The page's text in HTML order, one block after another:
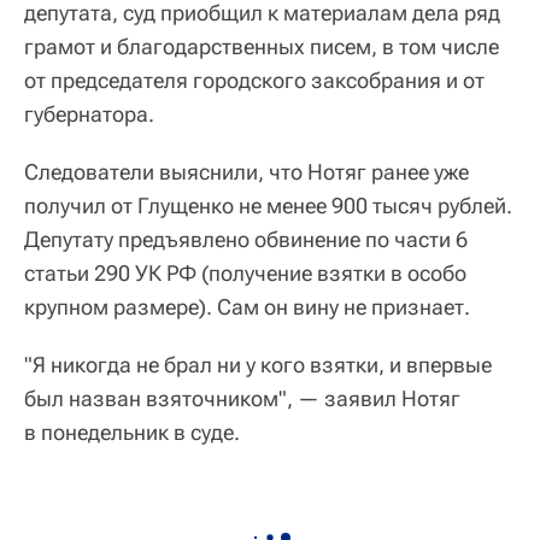
депутата, суд приобщил к материалам дела ряд
грамот и благодарственных писем, в том числе
от председателя городского заксобрания и от
губернатора.
Следователи выяснили, что Нотяг ранее уже
получил от Глущенко не менее 900 тысяч рублей.
Депутату предъявлено обвинение по части 6
статьи 290 УК РФ (получение взятки в особо
крупном размере). Сам он вину не признает.
"Я никогда не брал ни у кого взятки, и впервые
был назван взяточником", — заявил Нотяг
в понедельник в суде.